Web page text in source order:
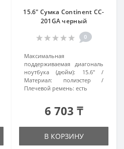
15.6" Сумка Continent CC-
201GA черный
0
Максимальная
поддерживаемая диагональ
ноутбука (дюйм):
15.6"
Материал:
полиэстер
Плечевой ремень: есть
6 703 ₸
В КОРЗИНУ